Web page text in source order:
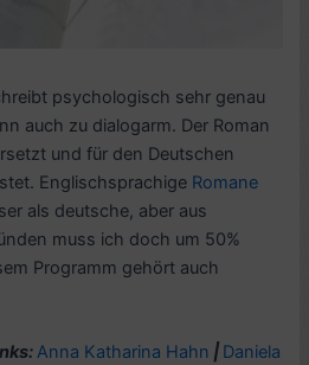
psychologisch sehr genau
auch zu dialogarm. Der Roman
und für den Deutschen
Englischsprachige Romane
als deutsche, aber aus
muss ich doch um 50%
Programm gehört auch
Anna Katharina Hahn | Daniela